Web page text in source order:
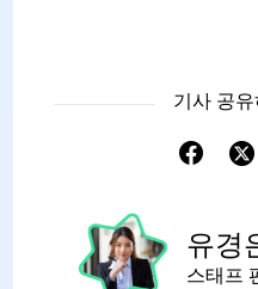
기사 공유
유경
스태프